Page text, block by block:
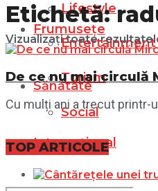
Lifestyle
Entertainment
Turism
Social
Filme
Frumusețe
Sănătate
Internațional
Vizualizați toate
Etichetă:
De ce nu mai circulă
Cu mulți ani a trecut printr-
TOP ARTICOLE